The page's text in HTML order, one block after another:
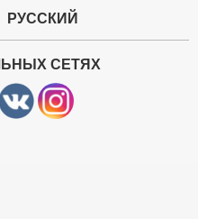
РУССКИЙ
СЕТЯХ